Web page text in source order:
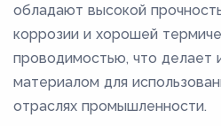
обладают высокой
коррозии и хорошей
проводимостью, что делает
материалом для
отраслях промышленности.